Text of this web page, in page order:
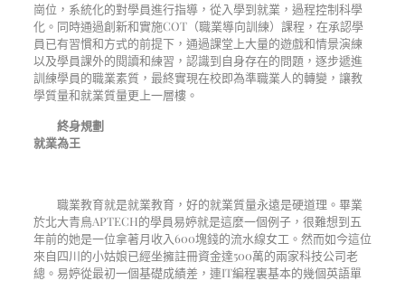
崗位，系統化的對學員進行指導，從入學到就業，過程控制科學
化。同時通過創新和實施COT（職業導向訓練）課程，在承認學
員已有習慣和方式的前提下，通過課堂上大量的遊戲和情景演練
以及學員課外的閱讀和練習，認識到自身存在的問題，逐步遞進
訓練學員的職業素質，最終實現在校即為準職業人的轉變，讓教
學質量和就業質量更上一層樓。
終身規劃
就業為王
職業教育就是就業教育，好的就業質量永遠是硬道理。畢業
於北大青鳥APTECH的學員易婷就是這麼一個例子，很難想到五
年前的她是一位拿著月收入600塊錢的流水線女工。然而如今這位
來自四川的小姑娘已經坐擁註冊資金達500萬的兩家科技公司老
總。易婷從最初一個基礎成績差，連IT編程裏基本的幾個英語單